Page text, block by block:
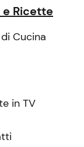
Ricette
Cucina
in TV